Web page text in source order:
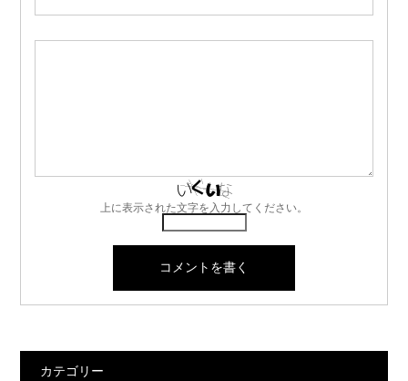
上に表示された文字を入力してください。
カテゴリー